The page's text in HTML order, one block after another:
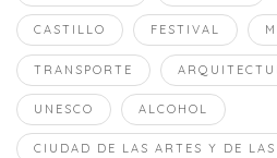
CASTILLO FESTIVAL
TRANSPORTE
UNESCO ALCOHOL
CIUDAD DE LAS ARTES Y DE